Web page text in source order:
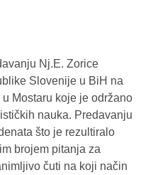
Nj.E. Zorice
Slovenije u BiH na
Mostaru koje je održano
nauka. Predavanju
što je rezultiralo
brojem pitanja za
čuti na koji način